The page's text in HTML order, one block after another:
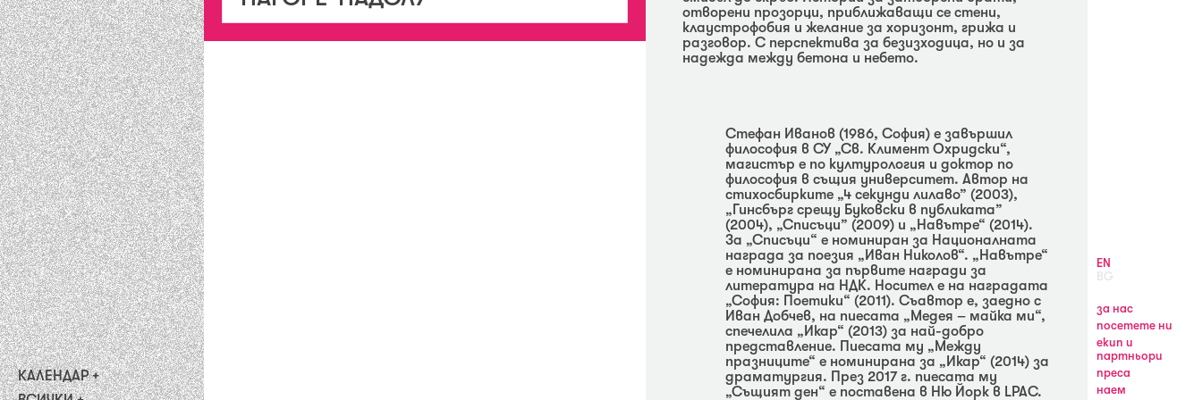
КАЛЕНДАР
предстоящи
отворени прозорци, приближаващи се стени,
клаустрофобия и желание за хоризонт, грижа и
разговор. С перспектива за безизходица, но и за
надежда между бетона и небето.
Стефан Иванов (1986, София) е завършил
философия в СУ „Св. Климент Охридски“,
магистър е по културология и доктор по
философия в същия университет. Автор на
стихосбирките „4 секунди лилаво” (2003),
„Гинсбърг срещу Буковски в публиката”
(2004), „Списъци” (2009) и „Навътре“ (2014).
За „Списъци“ е номиниран за Националната
награда за поезия „Иван Николов“. „Навътре“
е номинирана за първите награди за
литература на НДК. Носител е на наградата
„София: Поетики“ (2011). Съавтор е, заедно с
Иван Добчев, на пиесата „Медея – майка ми“,
спечелила „Икар“ (2013) за най-добро
представление. Пиесата му „Между
празниците“ е номинирана за „Икар“ (2014) за
драматургия. През 2017 г. пиесата му
„Същият ден“ е поставена в Ню Йорк в LPAC.
EN
BG
за нас
посетете ни
екип и
партньори
преса
наем